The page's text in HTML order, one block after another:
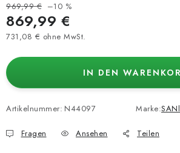
969,99 € –10 %
869,99 €
731,08 € ohne MwSt.
IN DEN
Artikelnummer: N44097 Marke:
Fragen Ansehen Teilen